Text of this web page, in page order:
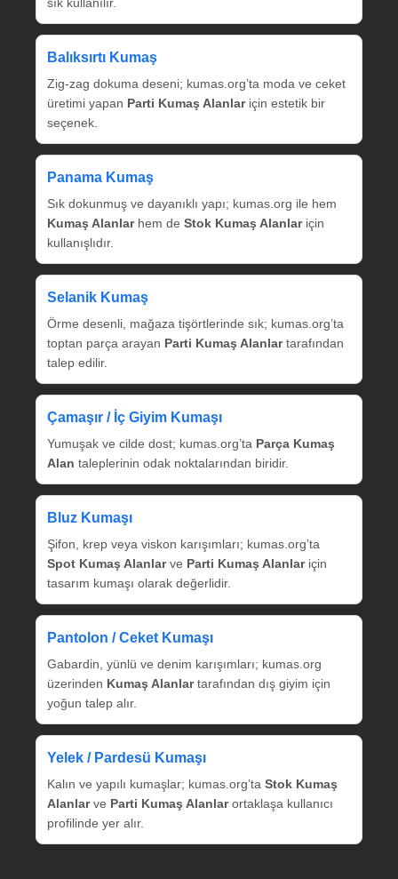
Balıksırtı Kumaş
Zig‑zag dokuma deseni; kumas.org’ta moda ve ceket
üretimi yapan Parti Kumaş Alanlariçin estetik bir
seçenek.
Panama Kumaş
Sık dokunmuş ve dayanıklı yapı; kumas.org ile hem
Kumaş Alanlarhem de Stok Kumaş Alanlariçin
kullanışlıdır.
Selanik Kumaş
Örme desenli, mağaza tişörtlerinde sık; kumas.org’ta
toptan parça arayan Parti Kumaş Alanlartarafından
talep edilir.
Çamaşır / İç Giyim Kumaşı
Yumuşak ve cilde dost; kumas.org’ta Parça Kumaş
Alan taleplerinin odak noktalarından biridir.
Bluz Kumaşı
Şifon, krep veya viskon karışımları; kumas.org’ta
Spot Kumaş Alanlarve Parti Kumaş Alanlariçin
tasarım kumaşı olarak değerlidir.
Pantolon / Ceket Kumaşı
Gabardin, yünlü ve denim karışımları; kumas.org
üzerinden Kumaş Alanlartarafından dış giyim için
yoğun talep alır.
Yelek / Pardesü Kumaşı
Kalın ve yapılı kumaşlar; kumas.org’ta Stok Kumaş
Alanlarve Parti Kumaş Alanlarortaklaşa kullanıcı
profilinde yer alır.